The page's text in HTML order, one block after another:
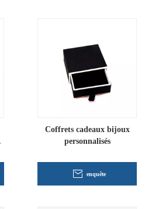
Coffrets cadeaux bijoux
personnalisés
enquête